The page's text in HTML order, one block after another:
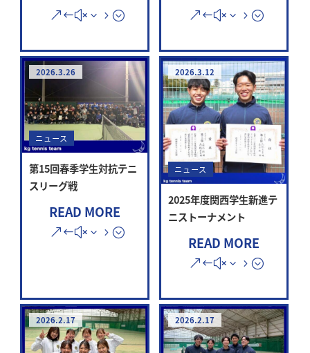
2026.3.26
ニュース
第15回春季学生対抗テニ
スリーグ戦
READ MORE
2026.3.12
ニュース
2025年度関西学生新進テ
ニストーナメント
READ MORE
2026.2.17 2026.2.17